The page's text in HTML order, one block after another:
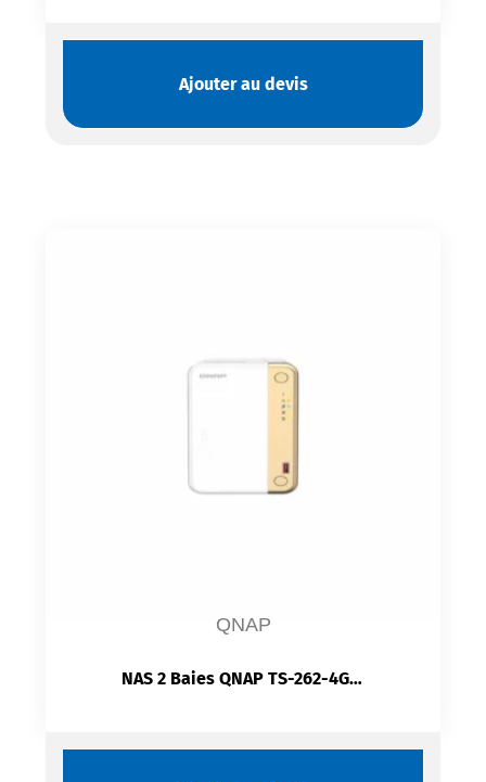
Ajouter au devis
QNAP
NAS 2 Baies QNAP TS-262-4G | Intel Celeron N4505 | 4GB DDR4 | 2.5GbE | M.2 | PCIe | HDMI 2.1